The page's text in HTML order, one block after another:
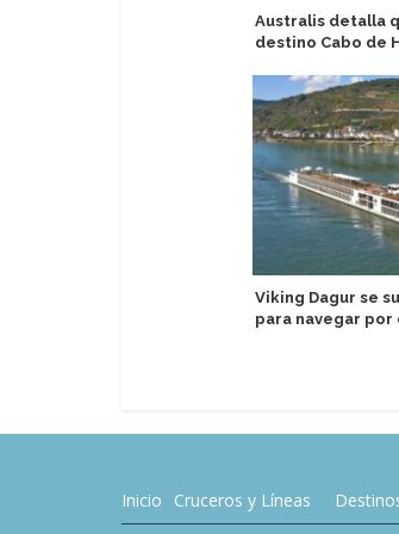
Australis detalla
destino Cabo de
Viking Dagur se
para navegar por
Inicio Cruceros y Líneas